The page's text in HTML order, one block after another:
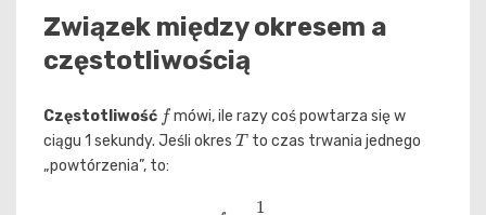
Związek między okresem a
częstotliwością
Częstotliwość
f
mówi, ile razy coś powtarza się w
ciągu 1 sekundy. Jeśli okres
T
to czas trwania jednego
„powtórzenia”, to:
T